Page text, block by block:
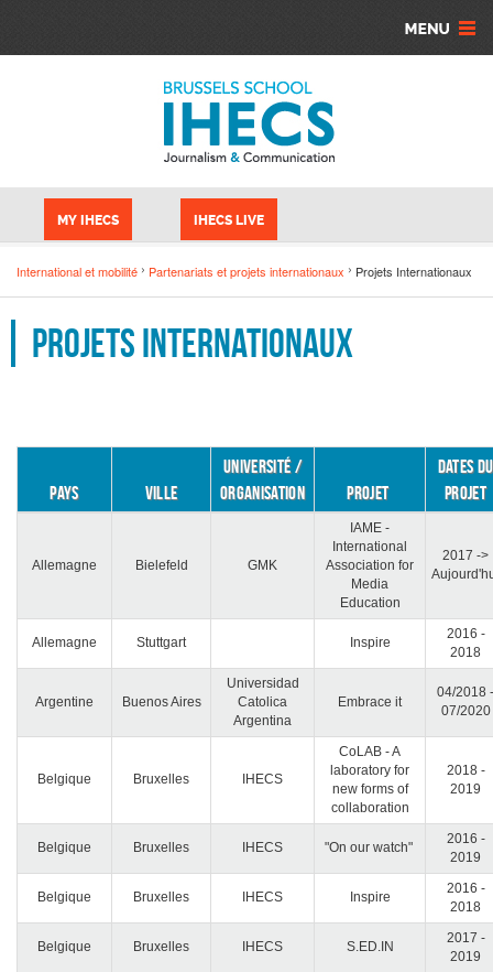
MY IHECS IHECS LIVE
International et mobilité Partenariats et projets internationaux Projets Internationaux
Projets Internationaux
PAYS VILLE
UNIVERSITÉ /
ORGANISATION
PROJET
DATES DU
PROJET
Allemagne Bielefeld GMK
IAME -
International
Association for
Media
Education
2017 ->
Allemagne Stuttgart Inspire
2016 -
2018
Argentine Buenos Aires
Universidad
Catolica
Argentina
Embrace it
04/2018 -
07/2020
Belgique Bruxelles IHECS
CoLAB - A
laboratory for
new forms of
collaboration
2018 -
2019
Belgique Bruxelles IHECS "On our watch"
2016 -
2019
Belgique Bruxelles IHECS Inspire
2016 -
2018
Belgique Bruxelles IHECS S.ED.IN
2017 -
2019